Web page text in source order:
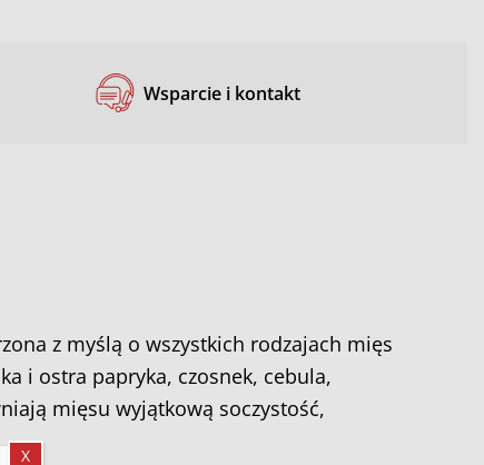
Wsparcie i kontakt
z myślą o wszystkich rodzajach mięs
i ostra papryka, czosnek, cebula,
mięsu wyjątkową soczystość,
X